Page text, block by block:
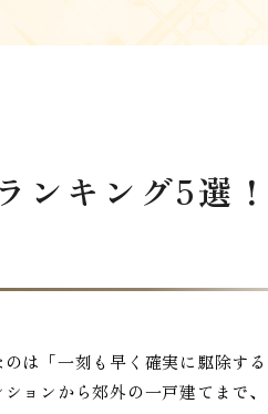
ンキング5選
は「一刻も早く確実に駆除す
ョンから郊外の一戸建てまで